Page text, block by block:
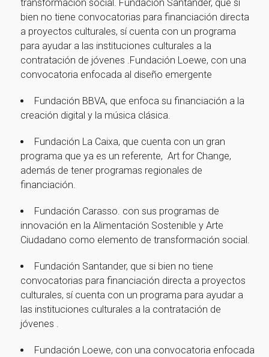
transformación social. Fundación Santander, que si
bien no tiene convocatorias para financiación directa
a proyectos culturales, sí cuenta con un programa
para ayudar a las instituciones culturales a la
contratación de jóvenes .Fundación Loewe, con una
convocatoria enfocada al diseño emergente
Fundación BBVA, que enfoca su financiación a la
creación digital y la música clásica.
Fundación La Caixa, que cuenta con un gran
programa que ya es un referente, Art for Change,
además de tener programas regionales de
financiación.
Fundación Carasso. con sus programas de
innovación en la Alimentación Sostenible y Arte
Ciudadano como elemento de transformación social.
Fundación Santander, que si bien no tiene
convocatorias para financiación directa a proyectos
culturales, sí cuenta con un programa para ayudar a
las instituciones culturales a la contratación de
jóvenes .
Fundación Loewe, con una convocatoria enfocada